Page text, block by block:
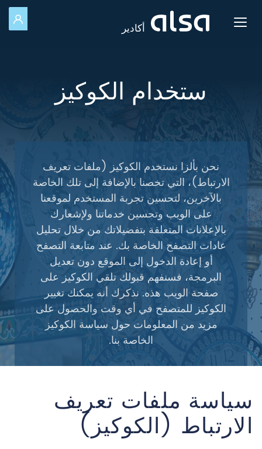
Toggle navigation أكادير
ستخدام الكوكيز
نحن بألزا نستخدم الكوكيز (ملفات تعريف
الارتباط)، التي تخصنا بالإضافة إلى تلك الخاصة
بالآخرين، لتحسين تجربة المستخدم لموقعنا
على الويب وتحسين خدماتنا ولإشعارك
بالإعلانات المتعلقة بتفضيلاتك من خلال تحليل
عادات التصفح الخاصة بك. عند متابعة التصفح
أو إعادة الدخول إلى الموقع دون تعديل
البرمجة، فسنفهم قبولك تلقي الكوكيز على
صفحة الويب هذه. نذكرك أنه يمكنك تغيير
الكوكيز للمتصفح في أي وقت والحصول على
مزيد من المعلومات حول سياسة الكوكيز
الخاصة بنا.
سياسة ملفات تعريف
الارتباط (الكوكيز)